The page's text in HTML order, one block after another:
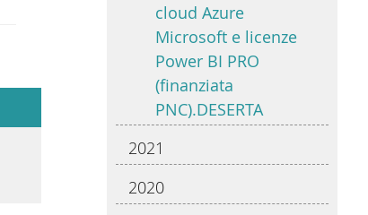
cloud Azure
Microsoft e licenze
Power BI PRO
(finanziata
PNC).DESERTA
2021
2020